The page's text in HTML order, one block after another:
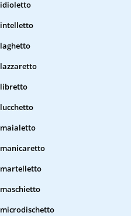
idioletto
intelletto
laghetto
lazzaretto
libretto
lucchetto
maialetto
manicaretto
martelletto
maschietto
microdischetto